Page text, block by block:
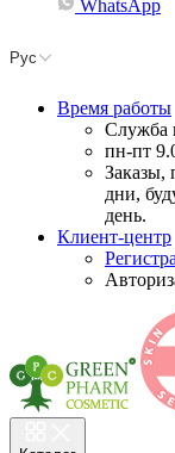
WhatsApp
Рус
Время работы
Служба
пн-пт
Заказы,
дни,
день.
Клиент-центр